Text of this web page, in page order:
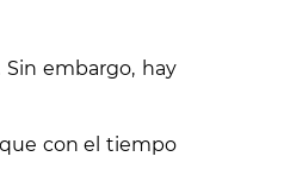
embargo, hay
con el tiempo